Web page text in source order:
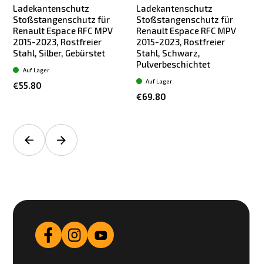
Ladekantenschutz
Stoßstangenschutz für
Renault Espace RFC MPV
2015-2023, Rostfreier
Stahl, Silber, Gebürstet
€55.80
Auf Lager
Ladekantenschutz
Stoßstangenschutz für
Renault Espace RFC MPV
2015-2023, Rostfreier
Stahl, Schwarz,
Pulverbeschichtet
€69.80
Auf Lager